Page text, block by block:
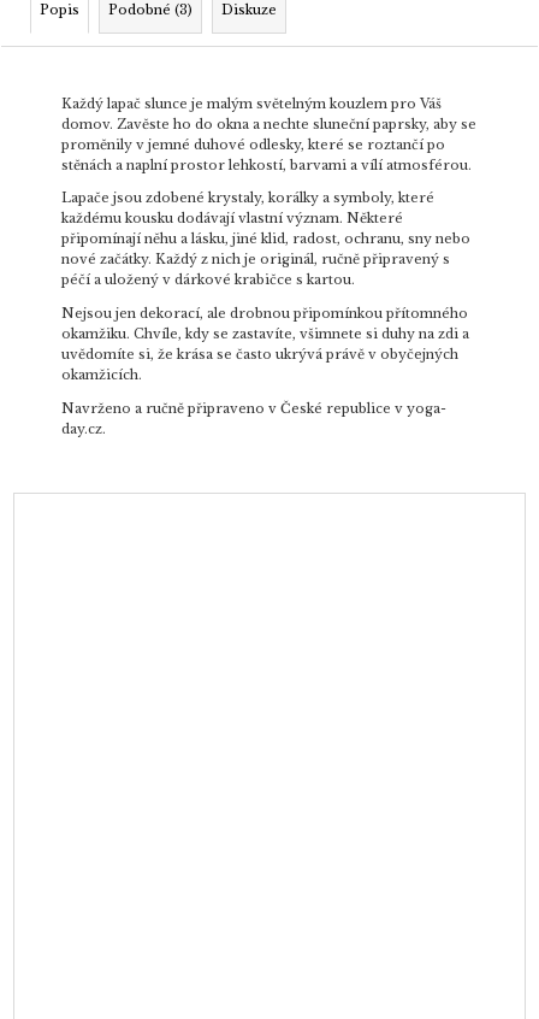
Popis Podobné (3) Diskuze
Každý lapač slunce je malým světelným kouzlem pro Váš
domov. Zavěste ho do okna a nechte sluneční paprsky, aby se
proměnily v jemné duhové odlesky, které se roztančí po
stěnách a naplní prostor lehkostí, barvami a vílí atmosférou.
Lapače jsou zdobené krystaly, korálky a symboly, které
každému kousku dodávají vlastní význam. Některé
připomínají něhu a lásku, jiné klid, radost, ochranu, sny nebo
nové začátky. Každý z nich je originál, ručně připravený s
péčí a uložený v dárkové krabičce s kartou.
Nejsou jen dekorací, ale drobnou připomínkou přítomného
okamžiku. Chvíle, kdy se zastavíte, všimnete si duhy na zdi a
uvědomíte si, že krása se často ukrývá právě v obyčejných
okamžicích.
Navrženo a ručně připraveno v České republice v yoga-
day.cz.